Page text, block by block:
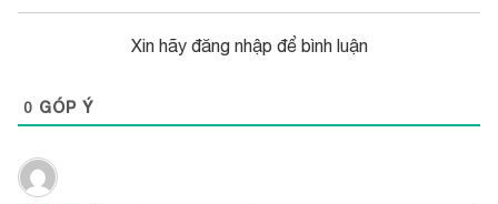
Xin hãy đăng nhập để bình luận
0 GÓP Ý